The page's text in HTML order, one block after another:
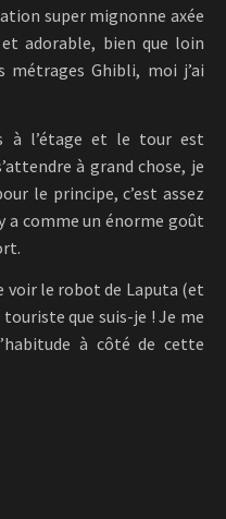
super mignonne axée
adorable, bien que loin
métrages Ghibli, moi j’ai
à l’étage et le tour est
à grand chose, je
le principe, c’est assez
a comme un énorme goût
voir le robot de Laputa (et
que suis-je ! Je me
à côté de cette